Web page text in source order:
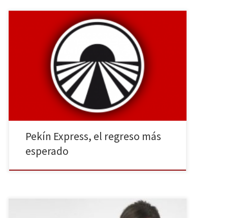
Vuelve a las pantallas de televisión el reality viajero
por antonomasia: Pekín Express. De la mano de
Antena 3 y de su nueva presentadora, Cristina
Pedroche, la Ruta de los Mil Templos nos acercará a la
aventura, a paisajes de tierras de ensueño y la
vertiginosa carrera por llegar en […]
Pekín Express, el regreso más
esperado